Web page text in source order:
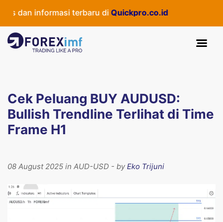
informasi terbaru diQuickpro.co.id
Cek Peluang BUY AUDUSD:
Bullish Trendline Terlihat di Time
Frame H1
08 August 2025 in AUD-USD - byEko Trijuni